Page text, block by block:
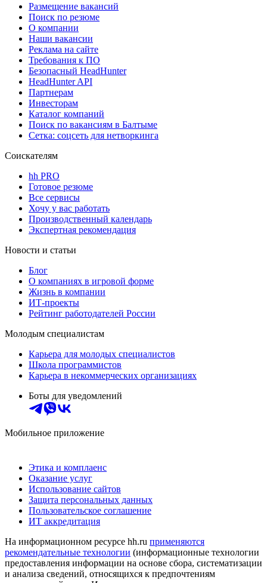
Размещение вакансий
Поиск по резюме
О компании
Наши вакансии
Реклама на сайте
Требования к ПО
Безопасный HeadHunter
HeadHunter API
Партнерам
Инвесторам
Каталог компаний
Поиск по вакансиям в Балтыме
Сетка: соцсеть для нетворкинга
Соискателям
hh PRO
Готовое резюме
Все сервисы
Хочу у вас работать
Производственный календарь
Экспертная рекомендация
Новости и статьи
Блог
О компаниях в игровой форме
Жизнь в компании
ИТ-проекты
Рейтинг работодателей России
Молодым специалистам
Карьера для молодых специалистов
Школа программистов
Карьера в некоммерческих организациях
Боты для уведомлений
Мобильное приложение
Этика и комплаенс
Оказание услуг
Использование сайтов
Защита персональных данных
Пользовательское соглашение
ИТ аккредитация
На информационном ресурсе hh.ru применяются
рекомендательные технологии (информационные технологии
предоставления информации на основе сбора, систематизации
и анализа сведений, относящихся к предпочтениям